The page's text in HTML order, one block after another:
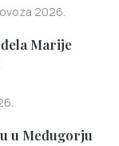
2026.
Marije
u Međugorju